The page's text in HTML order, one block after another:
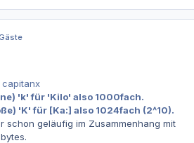
capitanx
'k' für 'Kilo' also 1000fach.
'K' für [Ka:] also 1024fach (2^10).
schon geläufig im Zusammenhang mit